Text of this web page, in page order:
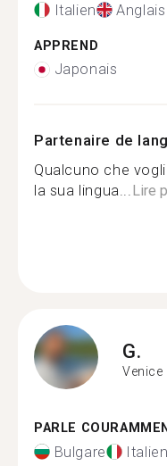
Italien Anglais
APPREND
Japonais
Partenaire de
Qualcuno che
la sua lingua...Lire
G.
Venice
PARLE
Bulgare Italien